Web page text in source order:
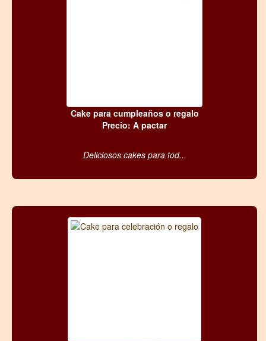
Cake para cumpleaños o regalo
Precio: A pactar
Deliciosos cakes para tod...